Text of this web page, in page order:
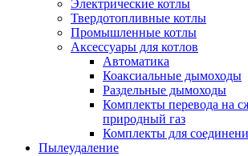
Электрические котлы
Твердотопливные котлы
Промышленные котлы
Аксессуары для котлов
Автоматика
Коаксиальные дымоходы
Раздельные дымоходы
Комплекты перевода на
природный газ
Комплекты для
Пылеудаление